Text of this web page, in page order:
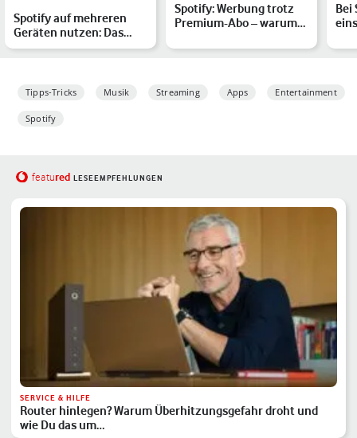
Spotify auf mehreren
Geräten nutzen: Das
solltest Du dazu wissen
Spotify: Werbung trotz
Premium-Abo – warum
Bei
Tipps-Tricks Musik Streaming Apps Entertainment
Spotify
featured LESEEMPFEHLUNGEN
SERVICE & HILFE
Router hinlegen? Warum Überhitzungsgefahr droht und
wie Du das um…